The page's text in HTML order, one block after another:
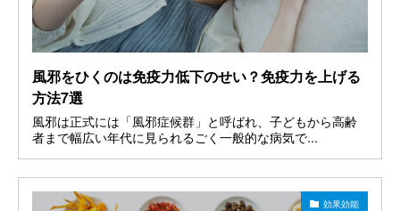
風邪をひくのは免疫力低下のせい？免疫力を上げる
方法7選
風邪は正式には「風邪症候群」と呼ばれ、子どもから高齢
者まで幅広い年代に見られるごく一般的な病気で...
効果効能